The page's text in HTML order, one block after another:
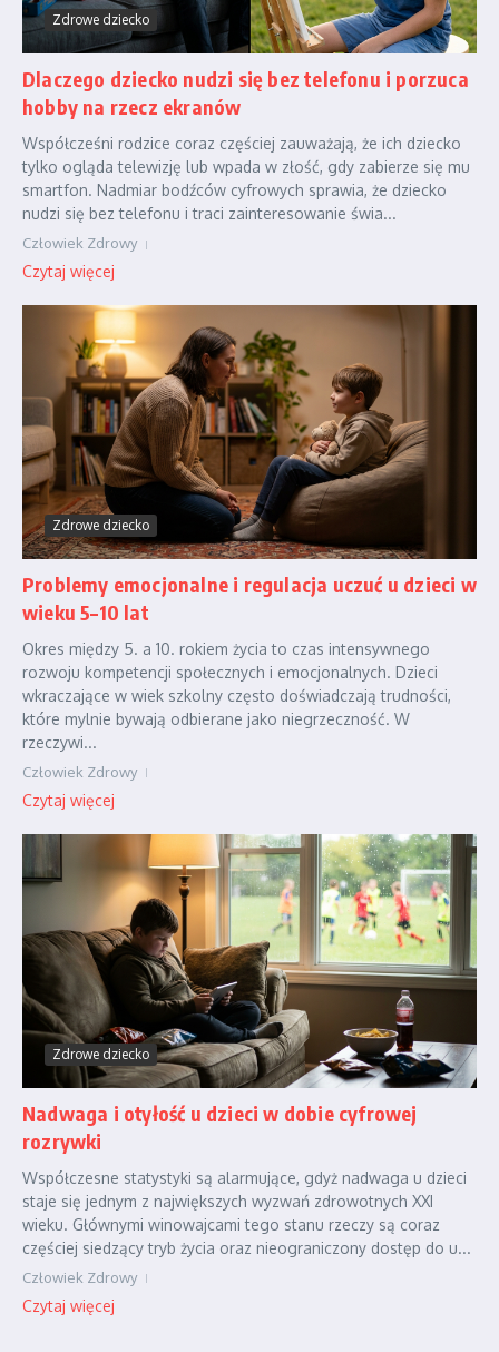
Zdrowe dziecko
Dlaczego dziecko nudzi się bez telefonu i porzuca
hobby na rzecz ekranów
Współcześni rodzice coraz częściej zauważają, że ich dziecko
tylko ogląda telewizję lub wpada w złość, gdy zabierze się mu
smartfon. Nadmiar bodźców cyfrowych sprawia, że dziecko
nudzi się bez telefonu i traci zainteresowanie świa...
Człowiek Zdrowy
Czytaj więcej
Zdrowe dziecko
Problemy emocjonalne i regulacja uczuć u dzieci w
wieku 5–10 lat
Okres między 5. a 10. rokiem życia to czas intensywnego
rozwoju kompetencji społecznych i emocjonalnych. Dzieci
wkraczające w wiek szkolny często doświadczają trudności,
które mylnie bywają odbierane jako niegrzeczność. W
rzeczywi...
Człowiek Zdrowy
Czytaj więcej
Zdrowe dziecko
Nadwaga i otyłość u dzieci w dobie cyfrowej
rozrywki
Współczesne statystyki są alarmujące, gdyż nadwaga u dzieci
staje się jednym z największych wyzwań zdrowotnych XXI
wieku. Głównymi winowajcami tego stanu rzeczy są coraz
częściej siedzący tryb życia oraz nieograniczony dostęp do u...
Człowiek Zdrowy
Czytaj więcej